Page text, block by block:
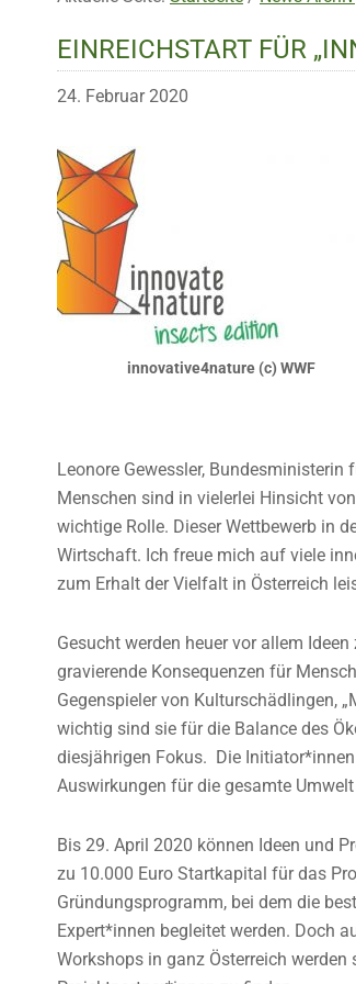
EINREICHSTART FÜR
24. Februar 2020
innovative4nature (c) WWF
Leonore Gewessler,
Menschen sind in vielerlei Hinsicht
wichtige Rolle. Dieser Wettbewerb in
Wirtschaft. Ich freue mich auf viele
zum Erhalt der Vielfalt in Österreich
Gesucht werden heuer vor allem
gravierende Konsequenzen für
Gegenspieler von Kulturschädlingen,
wichtig sind sie für die Balance des
diesjährigen Fokus. Die
Auswirkungen für die gesamte
Bis 29. April 2020 können Ideen und
zu 10.000 Euro Startkapital für das
Gründungsprogramm, bei dem die
Expert*innen begleitet werden. Doch
Workshops in ganz Österreich